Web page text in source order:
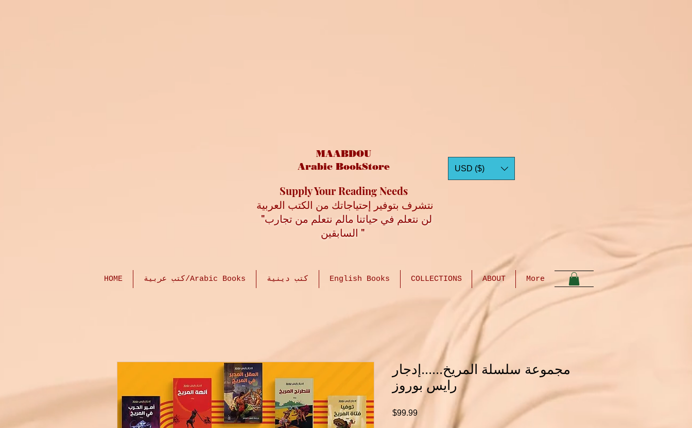
MAABDOU
Arabic BookStore
Supply Your Reading Needs
نتشرف بتوفير إحتياجاتك من الكتب العربية
"لن نتعلم في حياتنا مالم نتعلم من تجارب
السابقين "
USD ($)
HOME كتب عربية/Arabic Books كتب دينية English Books COLLECTIONS ABOUT More
مجموعة سلسلة المريخ......إدجار
رايس بوروز
$99.99Price